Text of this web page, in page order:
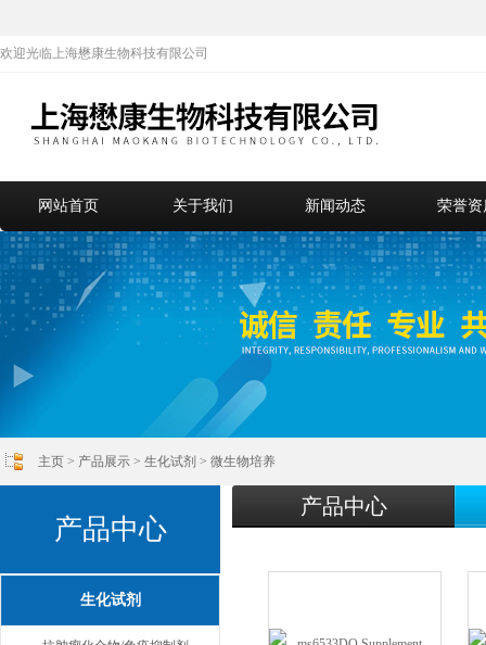
欢迎光临上海懋康生物科技有限公司
网站首页 关于我们 新闻动态 荣誉资
主页 > 产品展示 > 生化试剂 > 微生物培养
产品中心
生化试剂
产品中心